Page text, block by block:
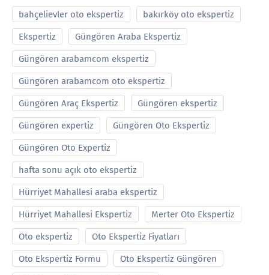
bahçelievler oto ekspertiz bakırköy oto ekspertiz
Ekspertiz Güngören Araba Ekspertiz
Güngören arabamcom ekspertiz
Güngören arabamcom oto ekspertiz
Güngören Araç Ekspertiz Güngören ekspertiz
Güngören expertiz Güngören Oto Ekspertiz
Güngören Oto Expertiz
hafta sonu açık oto ekspertiz
Hürriyet Mahallesi araba ekspertiz
Hürriyet Mahallesi Ekspertiz Merter Oto Ekspertiz
Oto ekspertiz Oto Ekspertiz Fiyatları
Oto Ekspertiz Formu Oto Ekspertiz Güngören